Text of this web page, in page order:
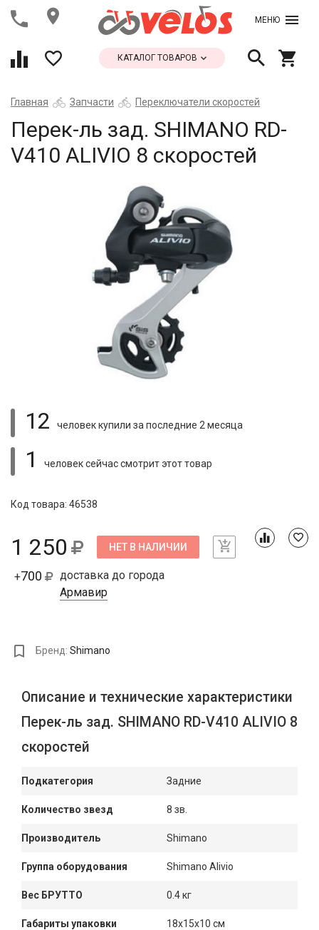
МЕНЮ
КАТАЛОГ ТОВАРОВ
Главная Запчасти Переключатели скоростей
Перек-ль зад. SHIMANO RD-
V410 ALIVIO 8 скоростей
12 человек купили за последние 2 месяца
1 человек сейчас смотритэтот товар
Код товара: 46538
1 250 НЕТ В НАЛИЧИИ
+700
доставка до города
Армавир
Бренд: Shimano
Описание и технические характеристики
Перек-ль зад. SHIMANO RD-V410 ALIVIO 8
скоростей
Подкатегория Задние
Количество звезд 8 зв.
Производитель Shimano
Группа оборудования Shimano Alivio
Вес БРУТТО 0.4 кг
Габариты упаковки 18x15x10 см